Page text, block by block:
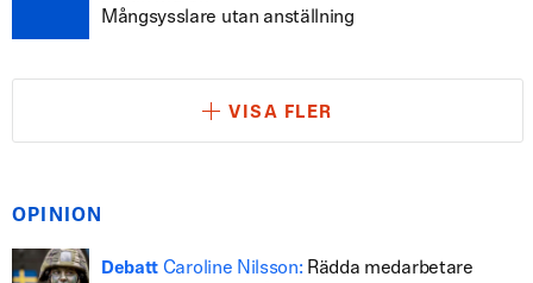
Mångsysslare utan anställning
VISA FLER
OPINION
Debatt Caroline Nilsson: Rädda medarbetare